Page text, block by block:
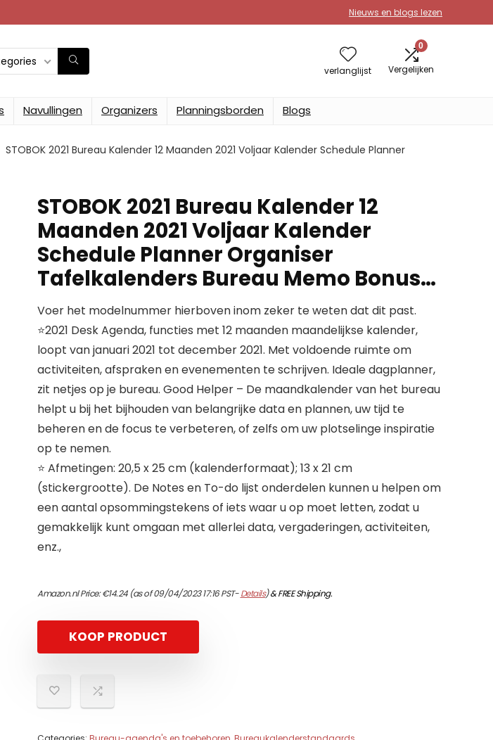
Nieuws en blogs lezen
verlanglijst
0
Vergelijken
Navullingen Organizers Planningsborden Blogs
STOBOK 2021 Bureau Kalender 12 Maanden 2021 Voljaar Kalender Schedule Planner
STOBOK 2021 Bureau Kalender 12
Maanden 2021 Voljaar Kalender
Schedule Planner Organiser
Tafelkalenders Bureau Memo Bonus…
Voer het modelnummer hierboven inom zeker te weten dat dit past.
⭐2021 Desk Agenda, functies met 12 maanden maandelijkse kalender,
loopt van januari 2021 tot december 2021. Met voldoende ruimte om
activiteiten, afspraken en evenementen te schrijven. Ideale dagplanner,
zit netjes op je bureau. Good Helper – De maandkalender van het bureau
helpt u bij het bijhouden van belangrijke data en plannen, uw tijd te
beheren en de focus te verbeteren, of zelfs om uw plotselinge inspiratie
op te nemen.
⭐ Afmetingen: 20,5 x 25 cm (kalenderformaat); 13 x 21 cm
(stickergrootte). De Notes en To-do lijst onderdelen kunnen u helpen om
een aantal opsommingstekens of iets waar u op moet letten, zodat u
gemakkelijk kunt omgaan met allerlei data, vergaderingen, activiteiten,
enz.,
Amazon.nl Price:€14.24(as of 09/04/2023 17:16 PST-Details)&FREE Shipping.
KOOP PRODUCT